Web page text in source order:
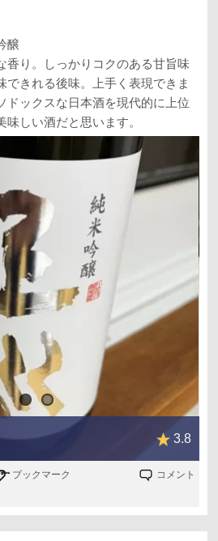
醸
り。しっかりコクのある甘旨味
できれる後味。上手く表現できま
ドックスな日本酒を現代的に上位
しい酒だと思います。
3.8
ブックマーク コメント